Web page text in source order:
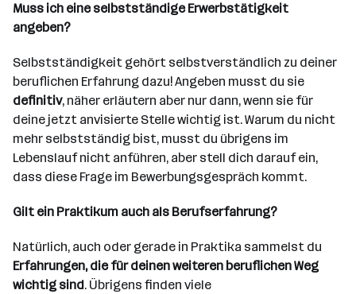
Muss ich eine selbstständige Erwerbstätigkeit
angeben?
Selbstständigkeit gehört selbstverständlich zu deiner
beruflichen Erfahrung dazu! Angeben musst du sie
definitiv, näher erläutern aber nur dann, wenn sie für
deine jetzt anvisierte Stelle wichtig ist. Warum du nicht
mehr selbstständig bist, musst du übrigens im
Lebenslauf nicht anführen, aber stell dich darauf ein,
dass diese Frage im Bewerbungsgespräch kommt.
Gilt ein Praktikum auch als Berufserfahrung?
Natürlich, auch oder gerade in Praktika sammelst du
Erfahrungen, die für deinen weiteren beruflichen Weg
wichtig sind. Übrigens finden viele